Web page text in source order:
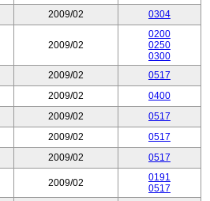
2009/02 0304
2009/02
0200
0250
0300
2009/02
0517
2009/02
0400
2009/02
0517
2009/02
0517
2009/02 0517
2009/02
0191
0517